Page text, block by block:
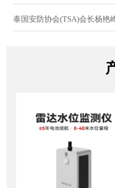
泰国安防协会(TSA)会长杨艳